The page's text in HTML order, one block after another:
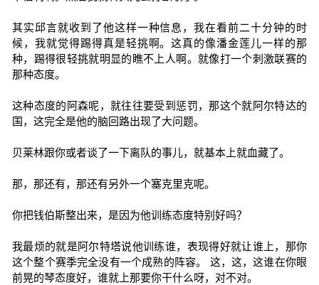
其实邱言就收到了他这样一种信息，我在看前二十分钟的时
候，我就觉得踢得真是轻挑啊。这真的像潘金莲儿一样的那
种，踢得很轻挑就明显的瞧不上人啊。就像打一个刺激联赛的
那种态度。
这种态度的阿森呢，就往往要受到惩罚，那这个就阿尔特达的
国，这完全是他的脑回路出现了大问题。
贝莱林跟你或者谈了一下离队的事儿，就基本上就血藏了。
那，那还有，那还有另外一个塞克里克呢。
你把钱伯斯整出来，是因为他训练态度特别好吗？
我最烦的就是阿尔特塔说他训练谁，表现得好就让谁上，那你
这个整个赛季完全没有一个成熟的阵容。 这，这，这谁在你眼
前晃的琴态度好，谁就上那要你干什么呀，对不对。